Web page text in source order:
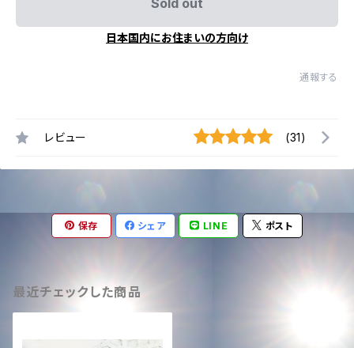
Sold out
日本国内にお住まいの方向け
通報する
レビュー (31)
保存 シェア LINE ポスト
最近チェックした商品